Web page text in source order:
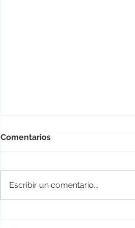
Comentarios
Escribir un comentario...